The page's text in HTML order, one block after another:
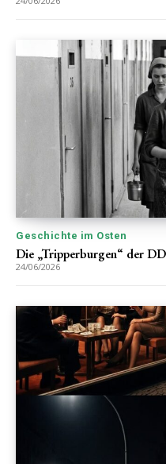
Geschichte im Osten
Die „Tripperburgen“ der
24/06/2026